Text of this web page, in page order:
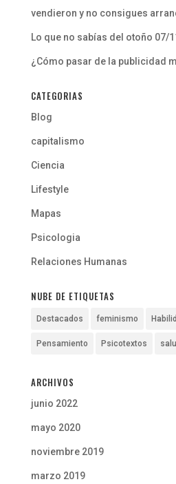
vendieron y no consigues
Lo que no sabías del otoño 07/
¿Cómo pasar de la publicidad
CATEGORIAS
Blog
capitalismo
Ciencia
Lifestyle
Mapas
Psicologia
Relaciones Humanas
NUBE DE ETIQUETAS
Destacados feminismo
Pensamiento Psicotextos
ARCHIVOS
junio 2022
mayo 2020
noviembre 2019
marzo 2019